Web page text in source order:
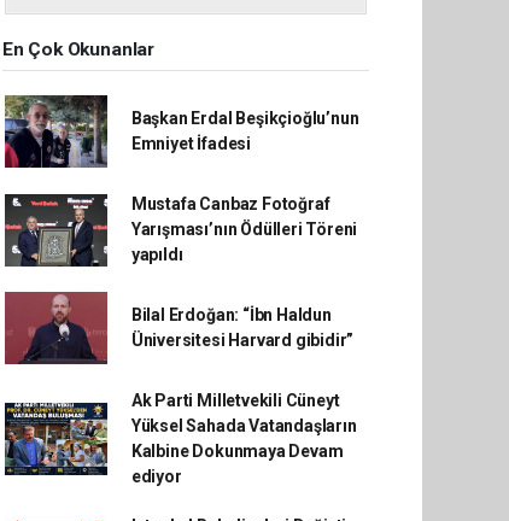
En Çok Okunanlar
Başkan Erdal Beşikçioğlu’nun
Emniyet İfadesi
Mustafa Canbaz Fotoğraf
Yarışması’nın Ödülleri Töreni
yapıldı
Bilal Erdoğan: “İbn Haldun
Üniversitesi Harvard gibidir”
Ak Parti Milletvekili Cüneyt
Yüksel Sahada Vatandaşların
Kalbine Dokunmaya Devam
ediyor